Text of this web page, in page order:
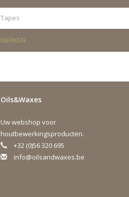
Tapes
MERKEN
Oils&Waxes
Uw webshop voor
houtbewerkingsproducten.
+32 (0)56 320 695
info@oilsandwaxes.be